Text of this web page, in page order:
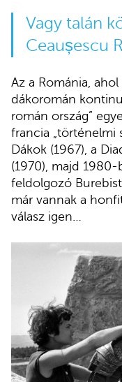
Vagy talán
Ceaușescu
Az a Románia,
dákoromán
román ország”
francia „történelmi
Dákok (1967), a
(1970), majd
feldolgozó
már vannak a
válasz igen…